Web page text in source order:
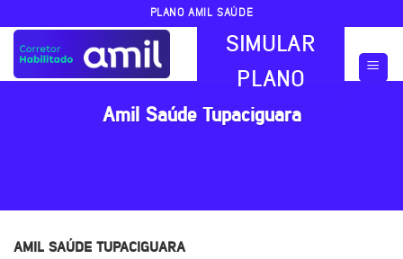
content
PLANO AMIL SAÚDE
SIMULAR
PLANO
Amil Saúde Tupaciguara
AMIL SAÚDE TUPACIGUARA